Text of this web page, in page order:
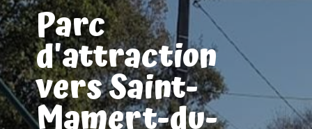
Parc
d'attraction
vers Saint-